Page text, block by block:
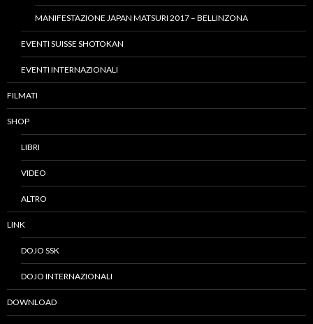
MANIFESTAZIONE JAPAN MATSURI 2017 – BELLINZONA
EVENTI SUISSE SHOTOKAN
EVENTI INTERNAZIONALI
FILMATI
SHOP
LIBRI
VIDEO
ALTRO
LINK
DOJO SSK
DOJO INTERNAZIONALI
DOWNLOAD